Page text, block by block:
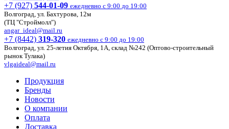
+7 (927) 544-01-09 ежедневно с 9:00 до 19:00
Волгоград, ул. Бахтурова, 12м
(ТЦ "Строймолл")
angar_ideal@mail.ru
+7 (8442) 319-320 ежедневно с 9:00 до 19:00
Волгоград, ул. 25-летия Октября, 1А, склад №242 (Оптово-строительный
рынок Тулака)
vlgaideal@mail.ru
Продукция
Бренды
Новости
О компании
Оплата
Доставка